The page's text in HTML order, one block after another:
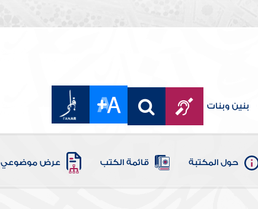
بنين وبنات
حول المكتبة قائمة الكتب عرض موضوعي